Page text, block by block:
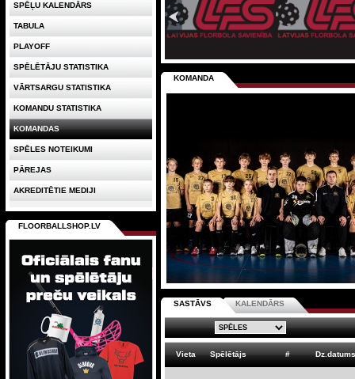
KOMANDA
SASTĀVS KALENDĀRS
Vieta Spēlētājs # Dz.datums
SPĒĻU KALENDĀRS
TABULA
PLAYOFF
SPĒLĒTĀJU STATISTIKA
VĀRTSARGU STATISTIKA
KOMANDU STATISTIKA
KOMANDAS
SPĒLES NOTEIKUMI
PĀREJAS
AKREDITĒTIE MEDIJI
FLOORBALLSHOP.LV